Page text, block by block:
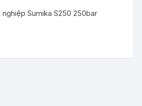
Sumika S250 250bar